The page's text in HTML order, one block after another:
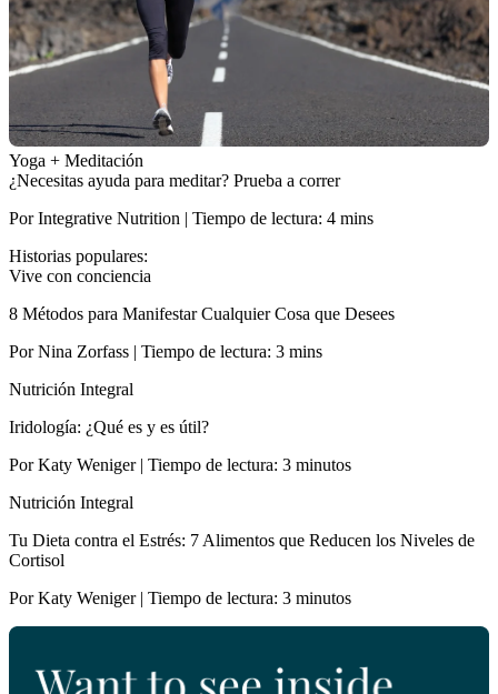
Yoga + Meditación
¿Necesitas ayuda para meditar? Prueba a correr
Por Integrative Nutrition | Tiempo de lectura: 4 mins
Historias populares:
Vive con conciencia
8 Métodos para Manifestar Cualquier Cosa que Desees
Por Nina Zorfass | Tiempo de lectura: 3 mins
Nutrición Integral
Iridología: ¿Qué es y es útil?
Por Katy Weniger | Tiempo de lectura: 3 minutos
Nutrición Integral
Tu Dieta contra el Estrés: 7 Alimentos que Reducen los Niveles de
Cortisol
Por Katy Weniger | Tiempo de lectura: 3 minutos